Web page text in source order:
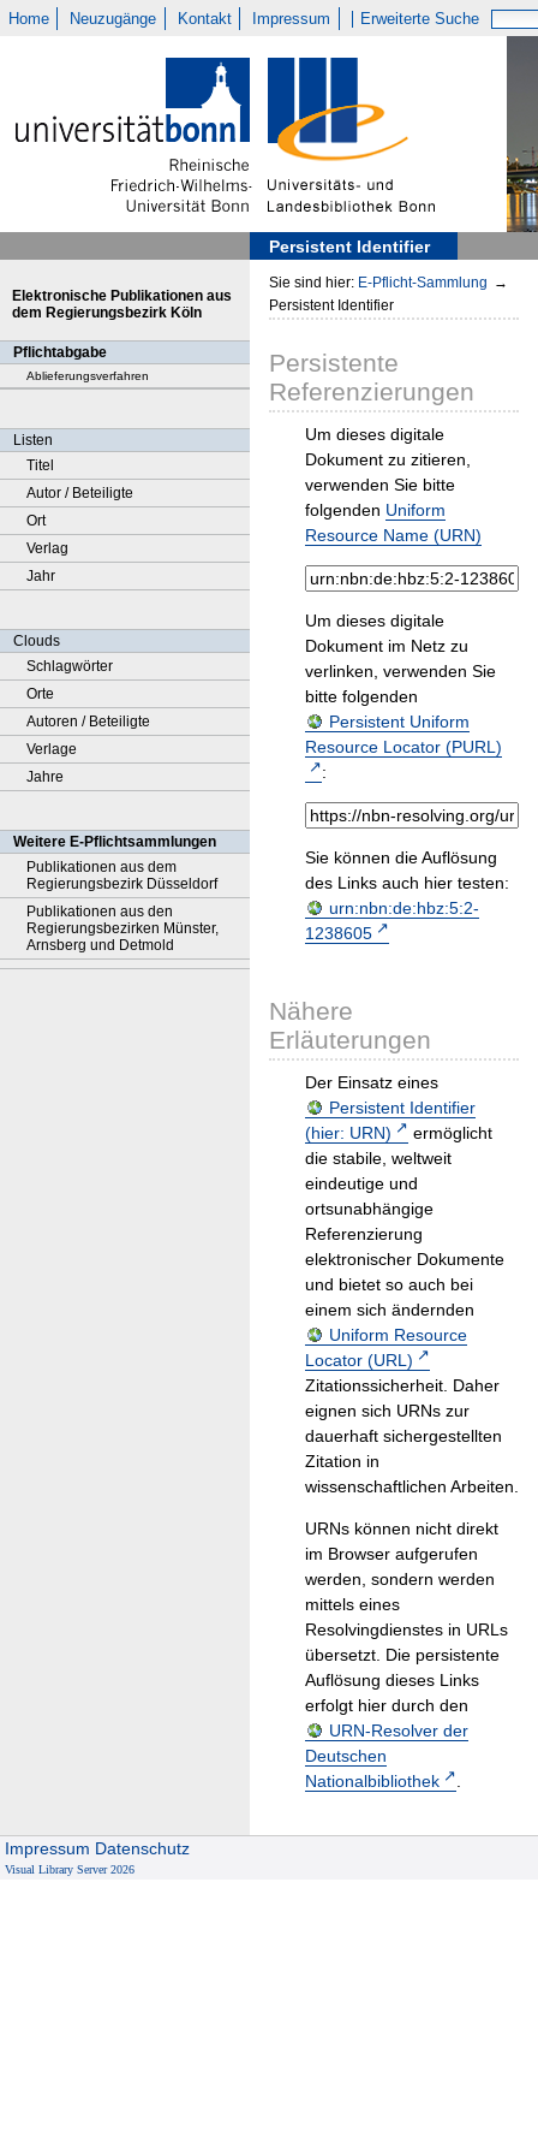
Home Neuzugänge Kontakt Impressum Erweiterte Suche
Persistent Identifier
Elektronische Publikationen aus
dem Regierungsbezirk Köln
Pflichtabgabe
Ablieferungsverfahren
Listen
Titel
Autor / Beteiligte
Ort
Verlag
Jahr
Clouds
Schlagwörter
Orte
Autoren / Beteiligte
Verlage
Jahre
Weitere E-Pflichtsammlungen
Publikationen aus dem
Regierungsbezirk Düsseldorf
Publikationen aus den
Regierungsbezirken Münster,
Arnsberg und Detmold
Sie sind hier: E-Pflicht-Sammlung →
Persistent Identifier
Persistente
Referenzierungen
Um dieses digitale
Dokument zu zitieren,
verwenden Sie bitte
folgenden Uniform
Resource Name (URN)
Um dieses digitale
Dokument im Netz zu
verlinken, verwenden Sie
bitte folgenden
Persistent Uniform
Resource Locator (PURL)
:
Sie können die Auflösung
des Links auch hier testen:
urn:nbn:de:hbz:5:2-
1238605
Nähere
Erläuterungen
Der Einsatz eines
Persistent Identifier
(hier: URN)
ermöglicht
die stabile, weltweit
eindeutige und
ortsunabhängige
Referenzierung
elektronischer Dokumente
und bietet so auch bei
einem sich ändernden
Uniform Resource
Locator (URL)
Zitationssicherheit. Daher
eignen sich URNs zur
dauerhaft sichergestellten
Zitation in
wissenschaftlichen Arbeiten.
URNs können nicht direkt
im Browser aufgerufen
werden, sondern werden
mittels eines
Resolvingdienstes in URLs
übersetzt. Die persistente
Auflösung dieses Links
erfolgt hier durch den
URN-Resolver der
Deutschen
Nationalbibliothek
.
Impressum Datenschutz
Visual Library Server 2026